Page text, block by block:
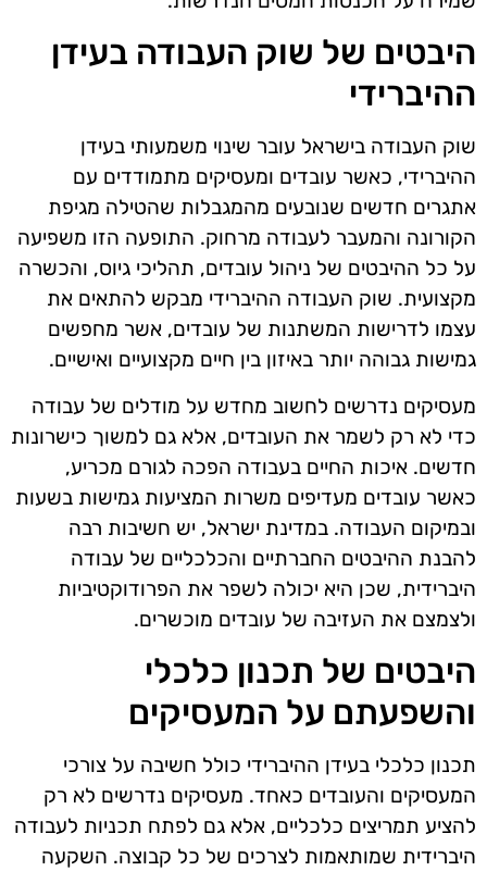
היבטים של שוק העבודה בעידן
ההיברידי
שוק העבודה בישראל עובר שינוי משמעותי בעידן
ההיברידי, כאשר עובדים ומעסיקים מתמודדים עם
אתגרים חדשים שנובעים מהמגבלות שהטילה מגיפת
הקורונה והמעבר לעבודה מרחוק. התופעה הזו משפיעה
על כל ההיבטים של ניהול עובדים, תהליכי גיוס, והכשרה
מקצועית. שוק העבודה ההיברידי מבקש להתאים את
עצמו לדרישות המשתנות של עובדים, אשר מחפשים
גמישות גבוהה יותר באיזון בין חיים מקצועיים ואישיים.
מעסיקים נדרשים לחשוב מחדש על מודלים של עבודה
כדי לא רק לשמר את העובדים, אלא גם למשוך כישרונות
חדשים. איכות החיים בעבודה הפכה לגורם מכריע,
כאשר עובדים מעדיפים משרות המציעות גמישות בשעות
ובמיקום העבודה. במדינת ישראל, יש חשיבות רבה
להבנת ההיבטים החברתיים והכלכליים של עבודה
היברידית, שכן היא יכולה לשפר את הפרודוקטיביות
ולצמצם את העזיבה של עובדים מוכשרים.
היבטים של תכנון כלכלי
והשפעתם על המעסיקים
תכנון כלכלי בעידן ההיברידי כולל חשיבה על צורכי
המעסיקים והעובדים כאחד. מעסיקים נדרשים לא רק
להציע תמריצים כלכליים, אלא גם לפתח תכניות לעבודה
היברידית שמותאמות לצרכים של כל קבוצה. השקעה